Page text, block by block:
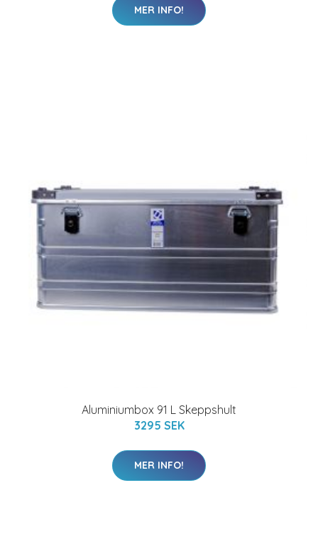
MER INFO!
Aluminiumbox 91 L Skeppshult
3295 SEK
MER INFO!